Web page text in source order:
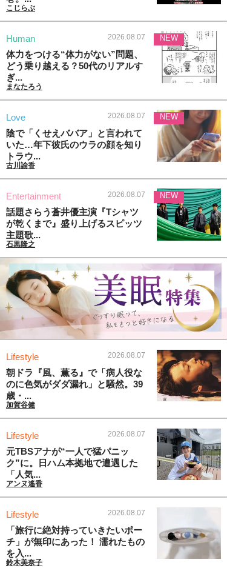
こじらぶ
Human 2026.08.07
体力をつける“体力がない”問題、
どう乗り越える？50代のリアルす
ぎ...
まなたろう
NEW
Love 2026.08.07
陰で「くせえババア」と言われて
いた…年下彼氏のウラの顔を知り
トラウ...
古川諭香
NEW
Entertainment 2026.08.07
話題さらう蒼井優主演『Tシャツ
が乾くまで』盛り上げるスピッツ
主題歌...
石黒隆之
NEW
Lifestyle 2026.08.07
朝ドラ『風、薫る』で「病人役な
のに色気がダダ漏れ」と騒然。39
歳・...
加賀谷健
Lifestyle 2026.08.07
元TBSアナが“一人で猛パニッ
ク”に。日ハム本拠地で遭遇した
「人気...
アンヌ遙香
Lifestyle 2026.08.07
「旅行に絶対持っていきたいポー
チ」が無印にあった！ 濡れたもの
を入...
鈴木美奈子